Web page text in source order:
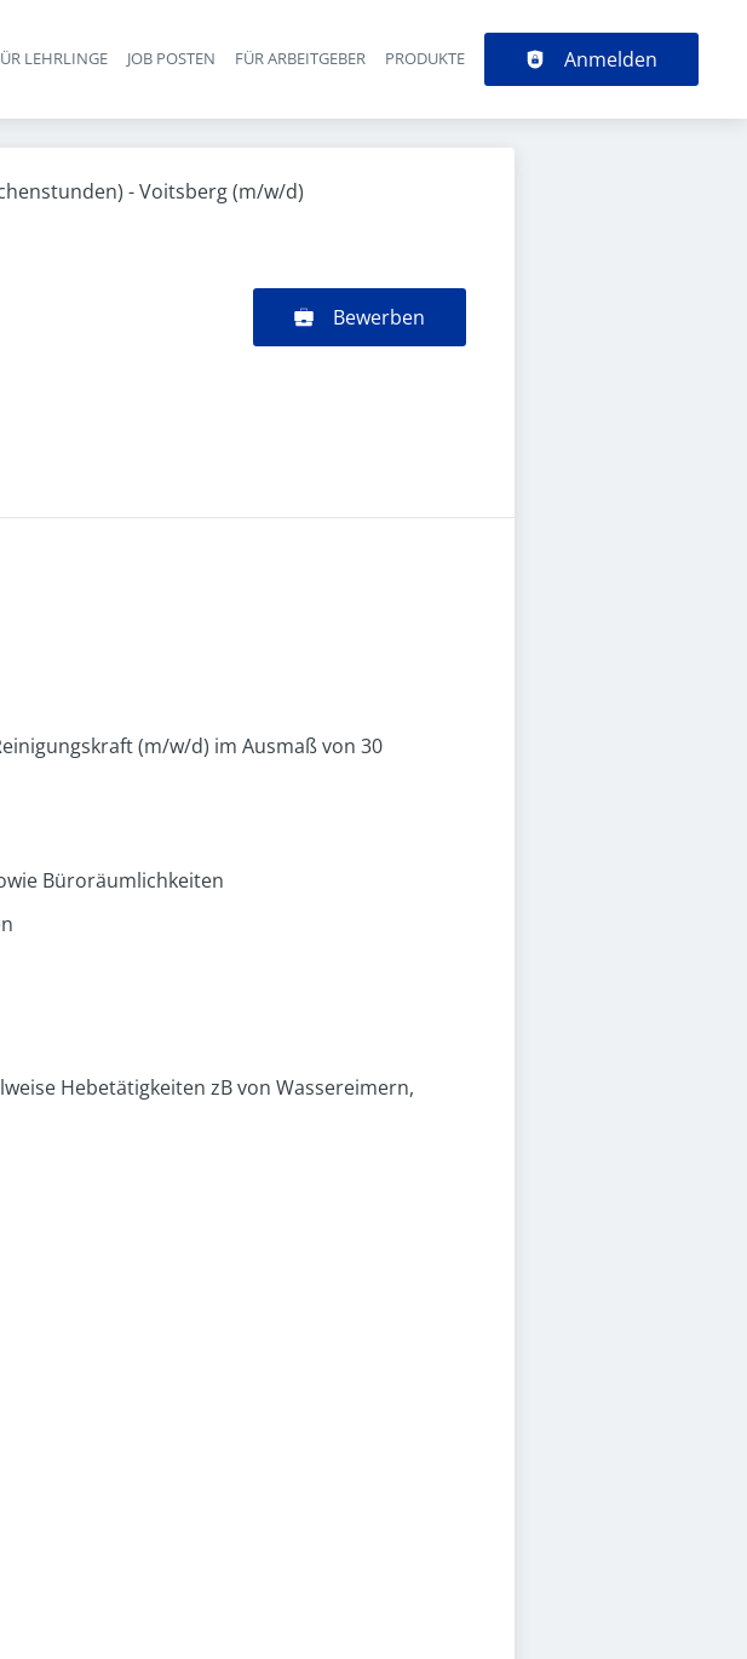
Haupt-Navigation
LEHRLINGE JOB POSTEN FÜR ARBEITGEBER PRODUKTE Anmelden
- Voitsberg (m/w/d)
Bewerben
(m/w/d) im Ausmaß von 30
Büroräumlichkeiten
Hebetätigkeiten zB von Wassereimern,